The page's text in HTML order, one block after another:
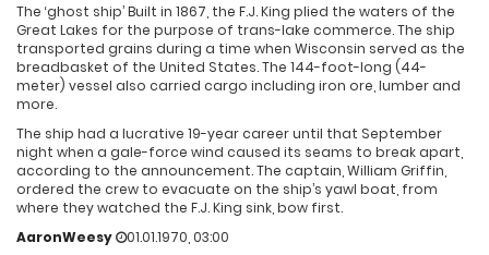
The ‘ghost ship’ Built in 1867, the F.J. King plied the waters of the
Great Lakes for the purpose of trans-lake commerce. The ship
transported grains during a time when Wisconsin served as the
breadbasket of the United States. The 144-foot-long (44-
meter) vessel also carried cargo including iron ore, lumber and
more.
The ship had a lucrative 19-year career until that September
night when a gale-force wind caused its seams to break apart,
according to the announcement. The captain, William Griffin,
ordered the crew to evacuate on the ship’s yawl boat, from
where they watched the F.J. King sink, bow first.
AaronWeesy
01.01.1970, 03:00